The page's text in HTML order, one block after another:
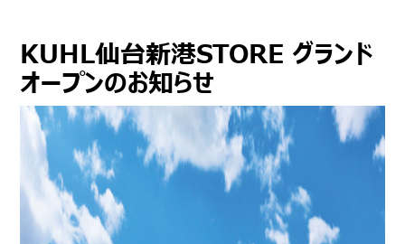
KUHL仙台新港STORE グランド
オープンのお知らせ